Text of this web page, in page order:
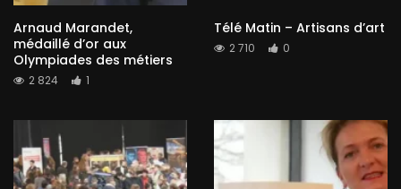
Arnaud Marandet,
médaillé d’or aux
Olympiades des métiers
2 824 1
Télé Matin – Artisans d’art
2 710 0